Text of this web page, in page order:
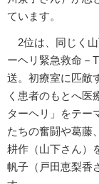
ています。
2位は、同じく山
ーヘリ緊急救命－
送。初療室に匹敵
く患者のもとへ医
ターヘリ」をテー
たちの奮闘や葛藤
耕作（山下さん）
帆子（戸田恵梨香